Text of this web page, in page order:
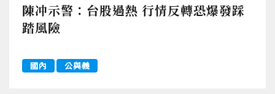
陳冲示警：台股過熱 行情反轉恐爆發踩
踏風險
國內 公與義